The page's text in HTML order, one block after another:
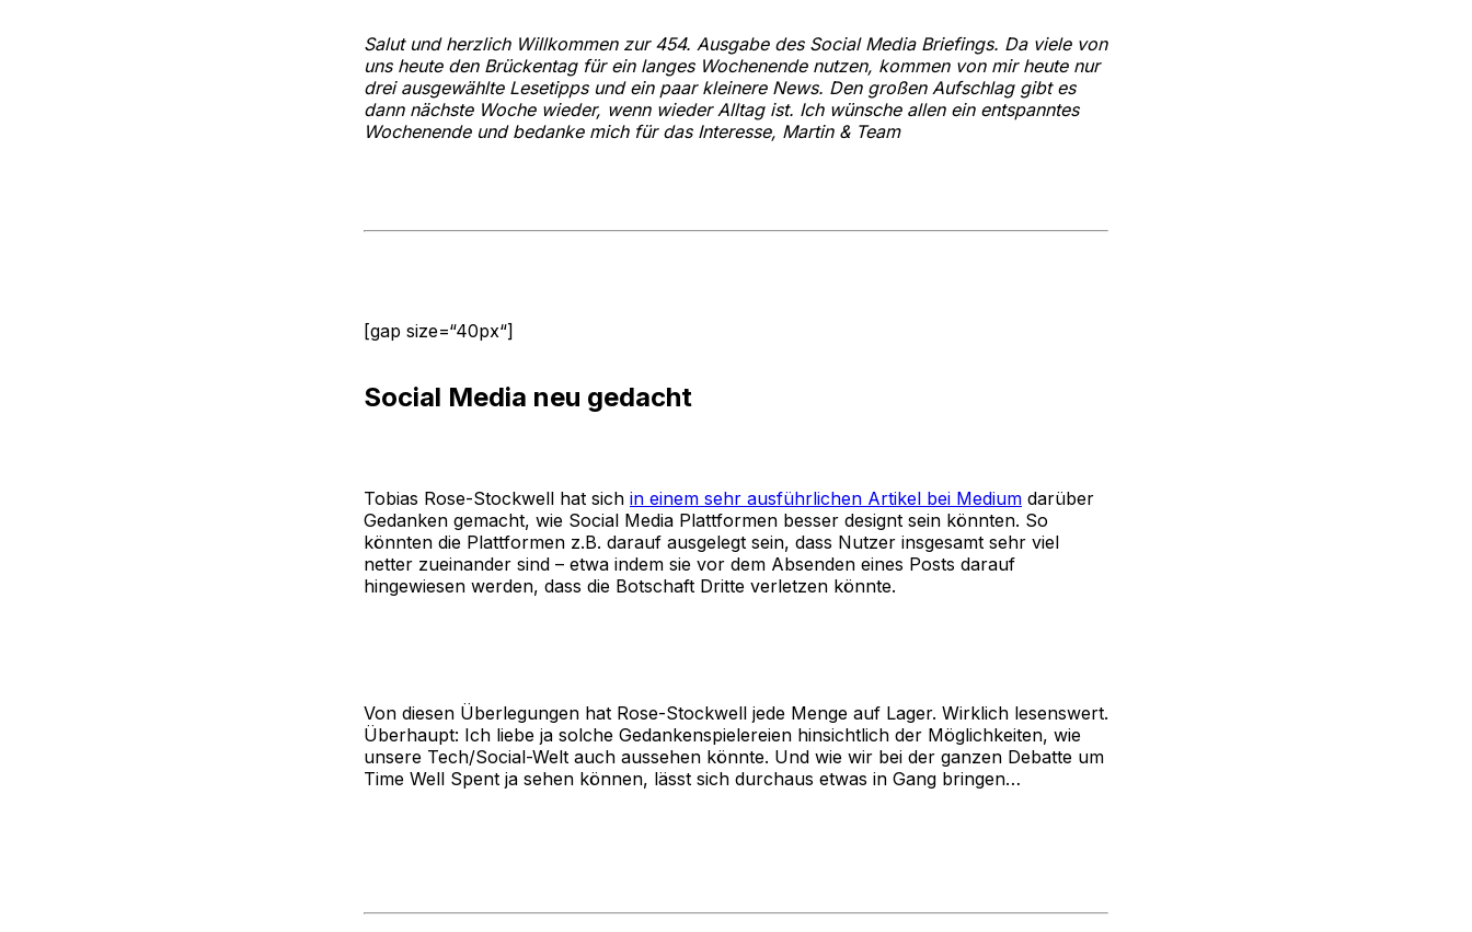
Salut und herzlich Willkommen zur 454. Ausgabe des Social Media Briefings. Da viele von
uns heute den Brückentag für ein langes Wochenende nutzen, kommen von mir heute nur
drei ausgewählte Lesetipps und ein paar kleinere News. Den großen Aufschlag gibt es
dann nächste Woche wieder, wenn wieder Alltag ist. Ich wünsche allen ein entspanntes
Wochenende und bedanke mich für das Interesse, Martin & Team
[gap size=“40px“]
Social Media neu gedacht
Tobias Rose-Stockwell hat sich in einem sehr ausführlichen Artikel bei Medium darüber
Gedanken gemacht, wie Social Media Plattformen besser designt sein könnten. So
könnten die Plattformen z.B. darauf ausgelegt sein, dass Nutzer insgesamt sehr viel
netter zueinander sind – etwa indem sie vor dem Absenden eines Posts darauf
hingewiesen werden, dass die Botschaft Dritte verletzen könnte.
Von diesen Überlegungen hat Rose-Stockwell jede Menge auf Lager. Wirklich lesenswert.
Überhaupt: Ich liebe ja solche Gedankenspielereien hinsichtlich der Möglichkeiten, wie
unsere Tech/Social-Welt auch aussehen könnte. Und wie wir bei der ganzen Debatte um
Time Well Spent ja sehen können, lässt sich durchaus etwas in Gang bringen…